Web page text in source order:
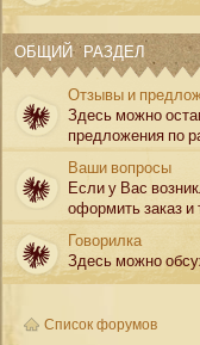
ОБЩИЙ РАЗДЕЛ
Отзывы и
Здесь можно
предложения по
Ваши вопросы
Если у Вас
оформить заказ и
Говорилка
Здесь можно
Список форумов